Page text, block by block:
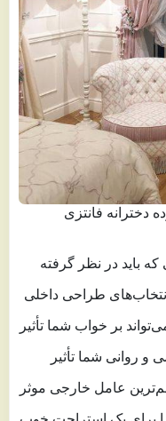
فانتزی
که باید در نظر گرفته
طراحی داخلی
بر خواب شما تأثیر
و روانی شما تأثیر
عامل خارجی موثر